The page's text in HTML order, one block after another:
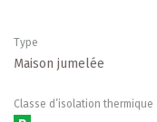
Type
Maison jumelée
Classe d’isolation thermique